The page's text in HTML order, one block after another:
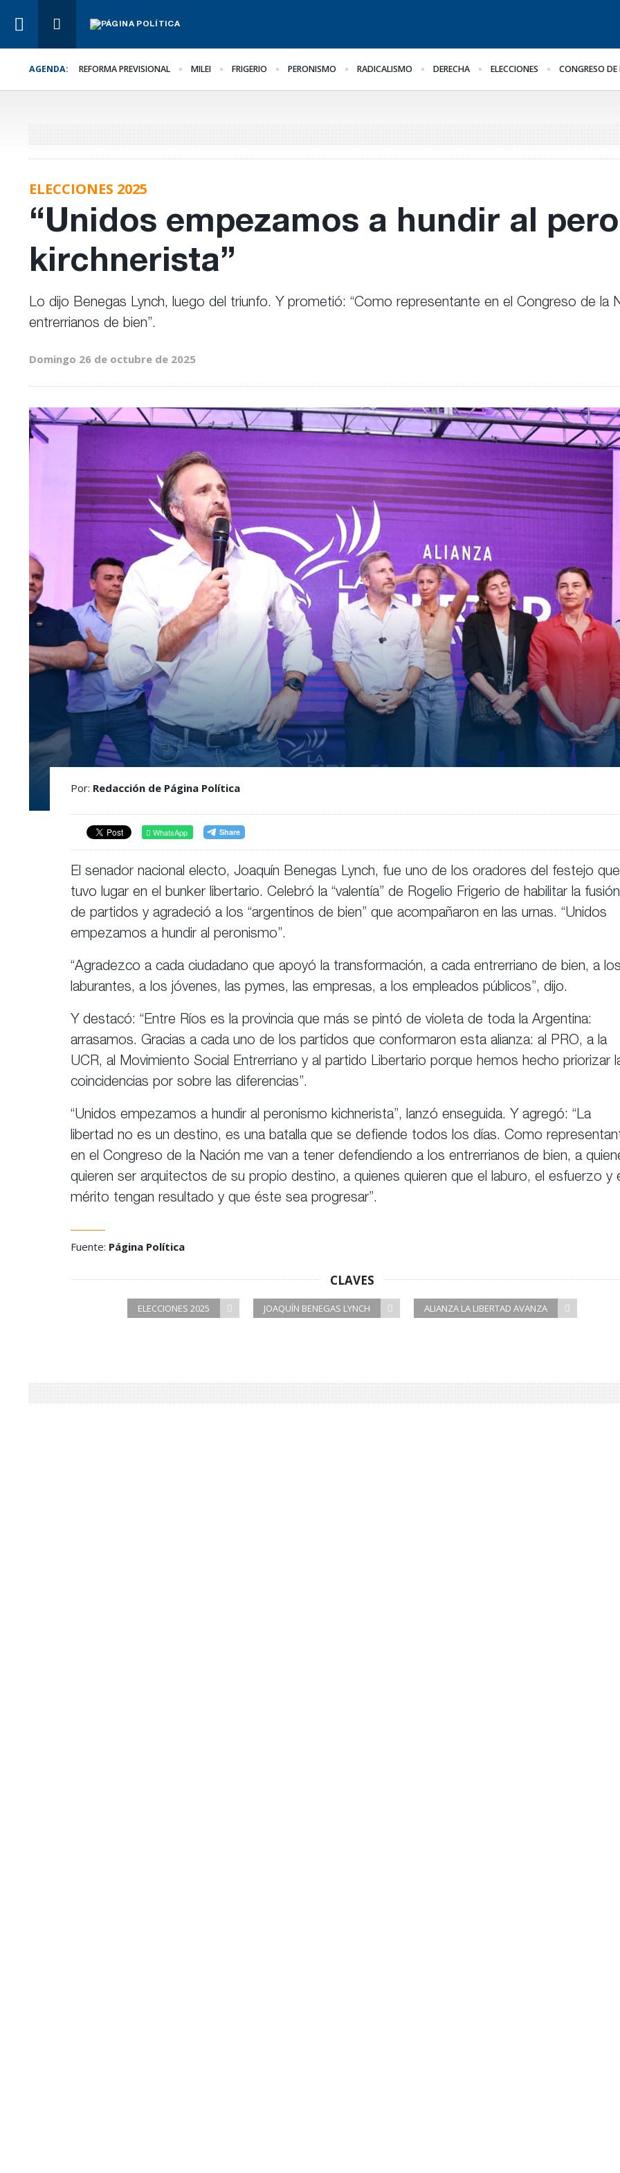
AGENDA: REFORMA PREVISIONAL MILEI FRIGERIO PERONISMO RADICALISMO DERECHA ELECCIONES CONGRESO
Lynch por conflicto de
Bianco
ELECCIONES 2025
“Unidos empezamos a hundir al
kirchnerista”
Lo dijo Benegas Lynch, luego del triunfo. Y prometió: “Como representante en el Congreso de la
entrerrianos de bien”.
Domingo 26 de octubre de 2025
Por: Redacción de Página Política
WhatsApp
El senador nacional electo, Joaquín Benegas Lynch, fue uno de los oradores del festejo que
tuvo lugar en el bunker libertario. Celebró la “valentía” de Rogelio Frigerio de habilitar la fusión
de partidos y agradeció a los “argentinos de bien” que acompañaron en las urnas. “Unidos
empezamos a hundir al peronismo”.
“Agradezco a cada ciudadano que apoyó la transformación, a cada entrerriano de bien, a los
laburantes, a los jóvenes, las pymes, las empresas, a los empleados públicos”, dijo.
Y destacó: “Entre Ríos es la provincia que más se pintó de violeta de toda la Argentina:
arrasamos. Gracias a cada uno de los partidos que conformaron esta alianza: al PRO, a la
UCR, al Movimiento Social Entrerriano y al partido Libertario porque hemos hecho priorizar
coincidencias por sobre las diferencias”.
“Unidos empezamos a hundir al peronismo kichnerista”, lanzó enseguida. Y agregó: “La
libertad no es un destino, es una batalla que se defiende todos los días. Como
en el Congreso de la Nación me van a tener defendiendo a los entrerrianos de bien, a
quieren ser arquitectos de su propio destino, a quienes quieren que el laburo, el esfuerzo y
mérito tengan resultado y que éste sea progresar”.
Fuente: Página Política
CLAVES
ELECCIONES 2025 JOAQUÍN BENEGAS LYNCH ALIANZA LA LIBERTAD AVANZA